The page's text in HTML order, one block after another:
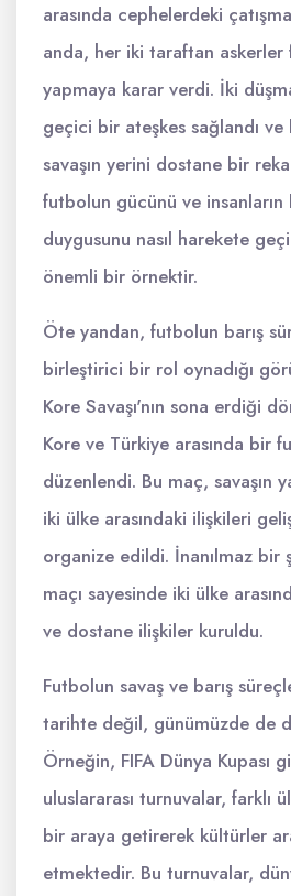
arasında cephelerdeki
anda, her iki taraftan askerler
yapmaya karar verdi. İki
geçici bir ateşkes sağlandı
savaşın yerini dostane bir
futbolun gücünü ve insanların
duygusunu nasıl harekete
önemli bir örnektir.
Öte yandan, futbolun barış
birleştirici bir rol oynadığı
Kore Savaşı'nın sona erdiği
Kore ve Türkiye arasında bir
düzenlendi. Bu maç, savaşın
iki ülke arasındaki ilişkileri
organize edildi. İnanılmaz bir
maçı sayesinde iki ülke
ve dostane ilişkiler kuruldu.
Futbolun savaş ve barış
tarihte değil, günümüzde de
Örneğin, FIFA Dünya Kupası
uluslararası turnuvalar, farklı
bir araya getirerek kültürler
etmektedir. Bu turnuvalar,